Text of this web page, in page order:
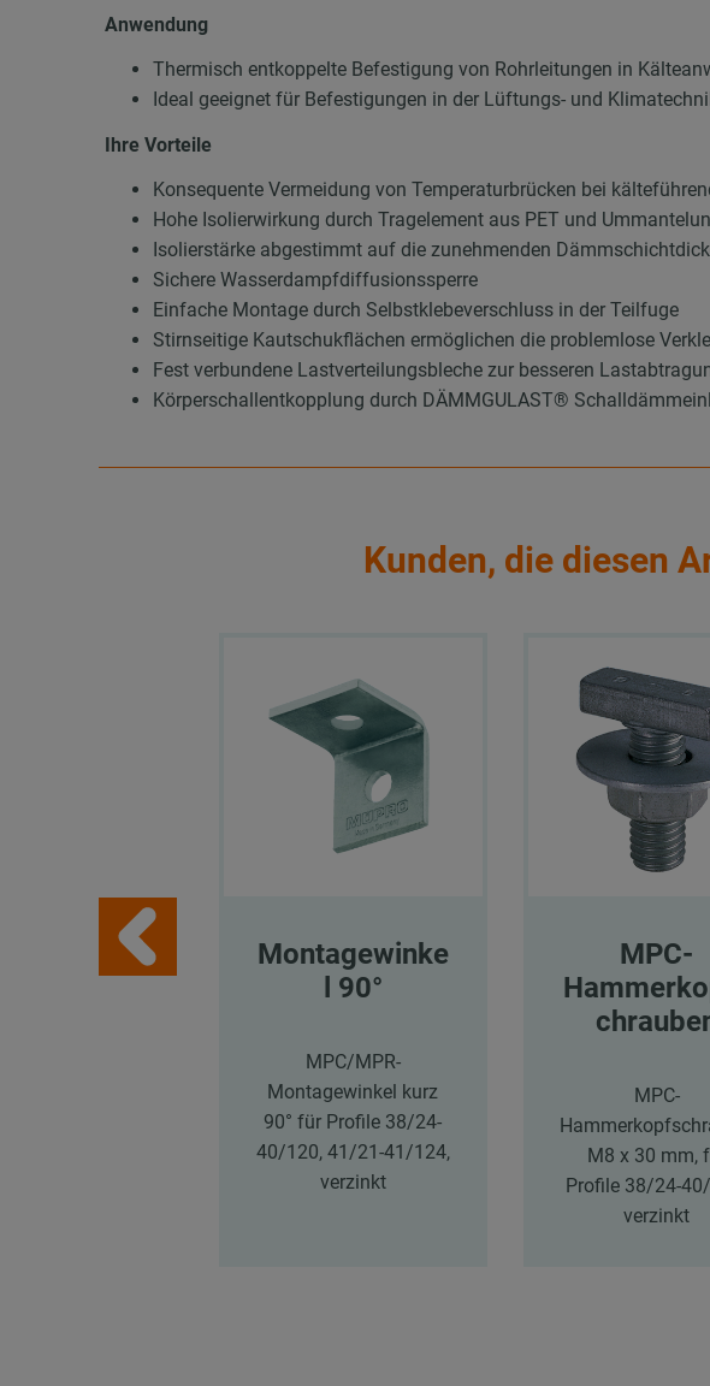
Anwendung
Thermisch entkoppelte Befestigung von Rohrleitungen in
Ideal geeignet für Befestigungen in der Lüftungs- und
Ihre Vorteile
Konsequente Vermeidung von Temperaturbrücken bei
Hohe Isolierwirkung durch Tragelement aus PET und
Isolierstärke abgestimmt auf die zunehmenden
Sichere Wasserdampfdiffusionssperre
Einfache Montage durch Selbstklebeverschluss in der Teilfuge
Stirnseitige Kautschukflächen ermöglichen die problemlose
Fest verbundene Lastverteilungsbleche zur besseren
Körperschallentkopplung durch DÄMMGULAST®
Kunden, die diesen
Montagewinke
l 90°
MPC/MPR-
Montagewinkel kurz
90° für Profile 38/24-
40/120, 41/21-41/124,
verzinkt
MPC-
MPC-
M8 x 30 mm,
Profile 38/24-
verzinkt